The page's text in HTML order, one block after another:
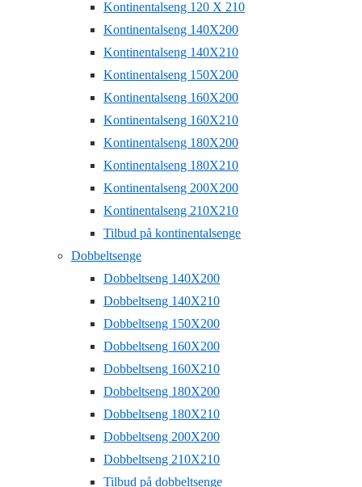
Kontinentalseng 120 X 210
Kontinentalseng 140X200
Kontinentalseng 140X210
Kontinentalseng 150X200
Kontinentalseng 160X200
Kontinentalseng 160X210
Kontinentalseng 180X200
Kontinentalseng 180X210
Kontinentalseng 200X200
Kontinentalseng 210X210
Tilbud på kontinentalsenge
Dobbeltsenge
Dobbeltseng 140X200
Dobbeltseng 140X210
Dobbeltseng 150X200
Dobbeltseng 160X200
Dobbeltseng 160X210
Dobbeltseng 180X200
Dobbeltseng 180X210
Dobbeltseng 200X200
Dobbeltseng 210X210
Tilbud på dobbeltsenge